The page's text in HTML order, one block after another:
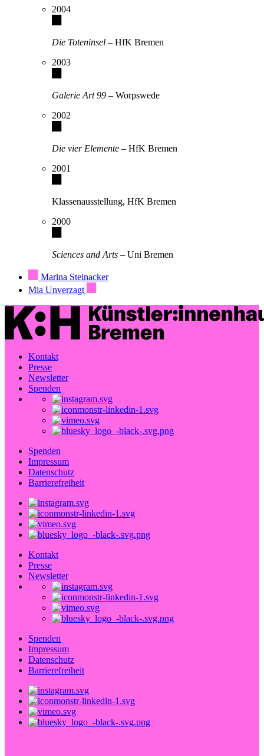
2004
Die Toteninsel – HfK Bremen
2003
Galerie Art 99 – Worpswede
2002
Die vier Elemente – HfK Bremen
2001
Klassenausstellung, HfK Bremen
2000
Sciences and Arts – Uni Bremen
Marina Steinacker
Mia Unverzagt
Kontakt
Presse
Newsletter
Spenden
Spenden
Impressum
Datenschutz
Barrierefreiheit
Kontakt
Presse
Newsletter
Spenden
Impressum
Datenschutz
Barrierefreiheit